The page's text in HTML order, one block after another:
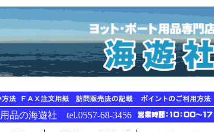
品の海遊社 tel.0557-68-3456